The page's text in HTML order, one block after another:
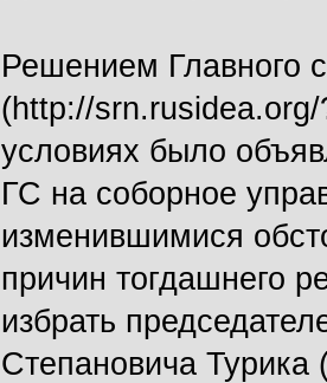
Решением Главного
(http://
условиях было
ГС на соборное
изменившимися
причин тогдашнего
избрать
Степановича Турика